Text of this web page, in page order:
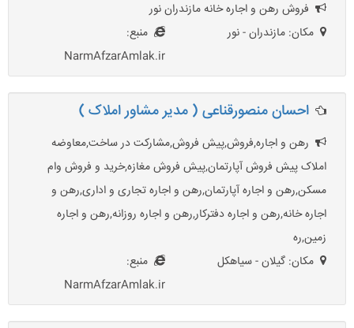
فروش رهن و اجاره خانه مازندران نور
مکان: مازندران - نور
منبع:
NarmAfzarAmlak.ir
احسان منصورقناعی ( مدیر مشاور املاک )
رهن و اجاره,فروش,پیش فروش,مشارکت در ساخت,معاوضه
املاک پیش فروش آپارتمان,پیش فروش مغازه,خرید و فروش وام
مسکن,رهن و اجاره آپارتمان,رهن و اجاره تجاری و اداری,رهن و
اجاره خانه,رهن و اجاره دفترکار,رهن و اجاره روزانه,رهن و اجاره
زمین,ره
مکان: گیلان - سیاهکل
منبع:
NarmAfzarAmlak.ir